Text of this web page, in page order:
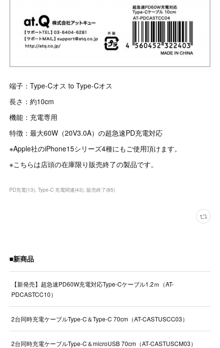
端子：Type-Cオス to Type-Cオス
長さ：約10cm
機能：充電専用
特徴：最大60W（20V3.0A）の超急速PD充電対応
※Apple社のiPhone15シリーズ4種にもご使用頂けます。
※こちらは店頭の在庫限り販売終了の製品です。
PD充電(13) Type-C 充電関連(43) 販売終了(85)
■新商品
【新発売】超急速PD60W充電対応Type-Cケーブル1.2ｍ（AT-
PDCASTCC10）
2台同時充電ケーブルType-C＆Type-C 70cm（AT-CASTUSCC03）
2台同時充電ケーブルType-C＆microUSB 70cm（AT-CASTUSCM03）